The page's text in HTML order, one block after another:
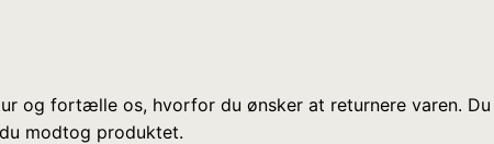
og fortælle os, hvorfor du ønsker at returnere varen.
modtog produktet.